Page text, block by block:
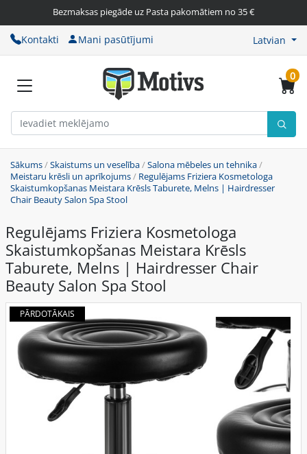
Bezmaksas piegāde uz Pasta pakomātiem no 35 €
Kontakti Mani pasūtījumi Latvian
0
Sākums/Skaistums un veselība/Salona mēbeles un tehnika/
Meistaru krēsli un aprīkojums/ Regulējams Friziera Kosmetologa
Skaistumkopšanas Meistara Krēsls Taburete, Melns | Hairdresser
Chair Beauty Salon Spa Stool
Regulējams Friziera Kosmetologa
Skaistumkopšanas Meistara Krēsls
Taburete, Melns | Hairdresser Chair
Beauty Salon Spa Stool
PĀRDOTĀKAIS